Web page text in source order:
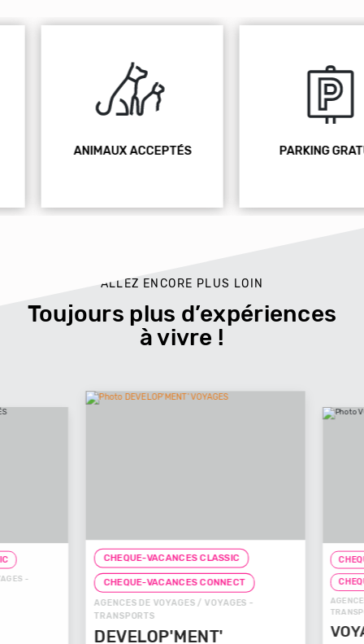
ANIMAUX ACCEPTÉS PARKING GRATUIT
ALLEZ ENCORE PLUS LOIN
Toujours plus d’expériences
à vivre !
-
CHEQUE-VACANCES CLASSIC
CHEQUE-VACANCES CONNECT
AGENCES DE VOYAGES / VOYAGES -
TRANSPORTS
DEVELOP'MENT'
AGENCES